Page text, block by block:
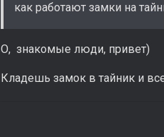
как работают замки на
О, знакомые люди, привет)
Кладешь замок в тайник и